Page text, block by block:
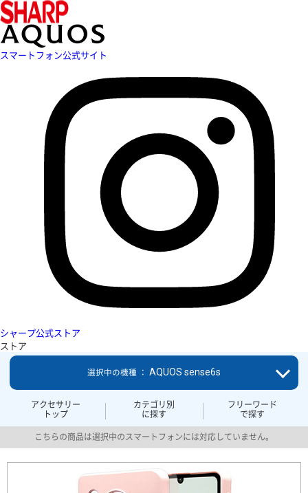
スマートフォン公式サイト
シャープ公式ストア
ストア
アクセサリー
トップ
カテゴリ別
に探す
フリーワード
で探す
選択中の機種 ： AQUOS sense6s
こちらの商品は選択中のスマートフォンには対応していません。